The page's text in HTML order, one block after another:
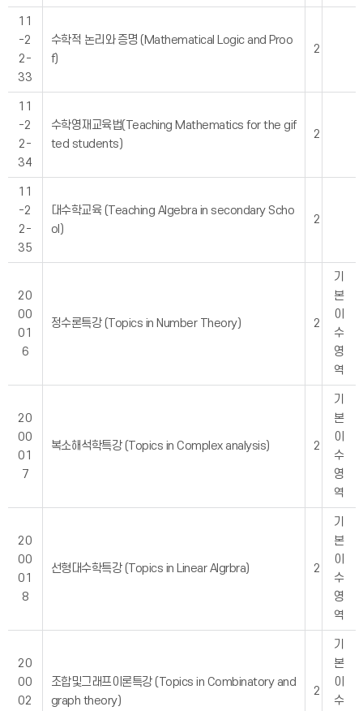
11
-2
2-
33
수학적 논리와 증명 (Mathematical Logic and Proo
f)
2
11
-2
2-
34
수학영재교육법(Teaching Mathematics for the gif
ted students)
2
11
-2
2-
35
대수학교육 (Teaching Algebra in secondary Scho
ol)
2
20
00
01
6
정수론특강 (Topics in Number Theory) 2
기
본
이
수
영
역
20
00
01
7
복소해석학특강 (Topics in Complex analysis) 2
기
본
이
수
영
역
20
00
01
8
선형대수학특강 (Topics in Linear Algrbra) 2
기
본
이
수
영
역
20
00
02
조합및그래프이론특강 (Topics in Combinatory and
graph theory)
2
기
본
이
수